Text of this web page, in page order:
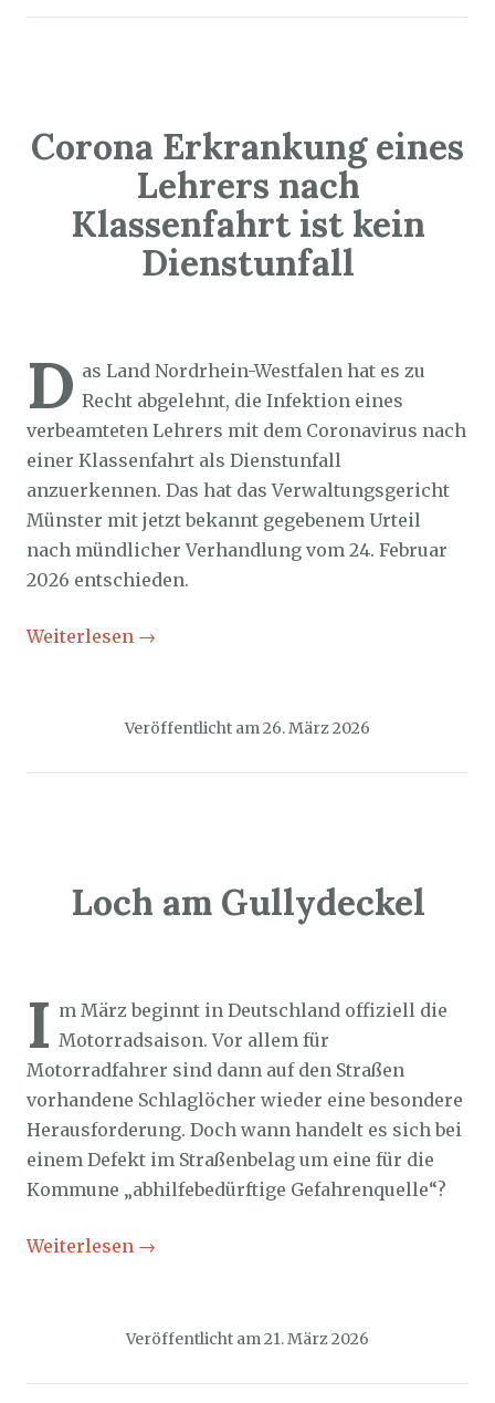
Corona Erkrankung eines
Lehrers nach
Klassenfahrt ist kein
Dienstunfall
D as Land Nordrhein-Westfalen hat es zu
Recht abgelehnt, die Infektion eines
verbeamteten Lehrers mit dem Coronavirus nach
einer Klassenfahrt als Dienstunfall
anzuerkennen. Das hat das Verwaltungsgericht
Münster mit jetzt bekannt gegebenem Urteil
nach mündlicher Verhandlung vom 24. Februar
2026 entschieden.
Weiterlesen →
Veröffentlicht am26. März 2026
Loch am Gullydeckel
I m März beginnt in Deutschland offiziell die
Motorradsaison. Vor allem für
Motorradfahrer sind dann auf den Straßen
vorhandene Schlaglöcher wieder eine besondere
Herausforderung. Doch wann handelt es sich bei
einem Defekt im Straßenbelag um eine für die
Kommune „abhilfebedürftige Gefahrenquelle“?
Weiterlesen →
Veröffentlicht am 21. März 2026